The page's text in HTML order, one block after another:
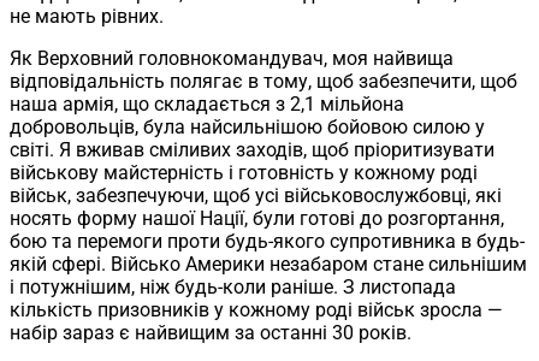
не мають рівних.
Як Верховний головнокомандувач, моя найвища
відповідальність полягає в тому, щоб забезпечити, щоб
наша армія, що складається з 2,1 мільйона
добровольців, була найсильнішою бойовою силою у
світі. Я вживав сміливих заходів, щоб пріоритизувати
військову майстерність і готовність у кожному роді
військ, забезпечуючи, щоб усі військовослужбовці, які
носять форму нашої Нації, були готові до розгортання,
бою та перемоги проти будь-якого супротивника в будь-
якій сфері. Військо Америки незабаром стане сильнішим
і потужнішим, ніж будь-коли раніше. З листопада
кількість призовників у кожному роді військ зросла —
набір зараз є найвищим за останні 30 років.